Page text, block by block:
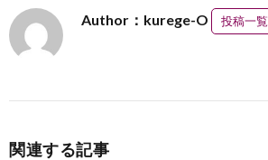
Author：kurege-O 投稿一覧
関連する記事